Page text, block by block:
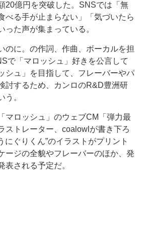
20億円を突破した。SNSでは「無
べる手が止まらない」「気づいたら
った声が集まっている。
に。の作詞、作曲、ボーカルを担
で「マロッシュ」好きを公言して
シュ」を目指して、フレーバーやパ
討するため、カンロのR&D豊洲研
う。
ロッシュ」のウェブCM「弾力最
ストレーター、coalowlが書き下ろ
にぐりくん”のイラストがプリント
ージの全貌やフレーバーのほか、発
表される予定だ。